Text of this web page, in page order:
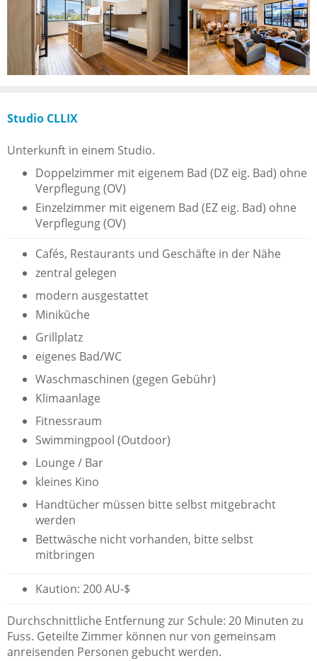
Studio CLLIX
Unterkunft in einem Studio.
Doppelzimmer mit eigenem Bad (DZ eig. Bad) ohne
Verpflegung (OV)
Einzelzimmer mit eigenem Bad (EZ eig. Bad) ohne
Verpflegung (OV)
Cafés, Restaurants und Geschäfte in der Nähe
zentral gelegen
modern ausgestattet
Miniküche
Grillplatz
eigenes Bad/WC
Waschmaschinen (gegen Gebühr)
Klimaanlage
Fitnessraum
Swimmingpool (Outdoor)
Lounge / Bar
kleines Kino
Handtücher müssen bitte selbst mitgebracht
werden
Bettwäsche nicht vorhanden, bitte selbst
mitbringen
Kaution: 200 AU-$
Durchschnittliche Entfernung zur Schule: 20 Minuten zu
Fuss. Geteilte Zimmer können nur von gemeinsam
anreisenden Personen gebucht werden.